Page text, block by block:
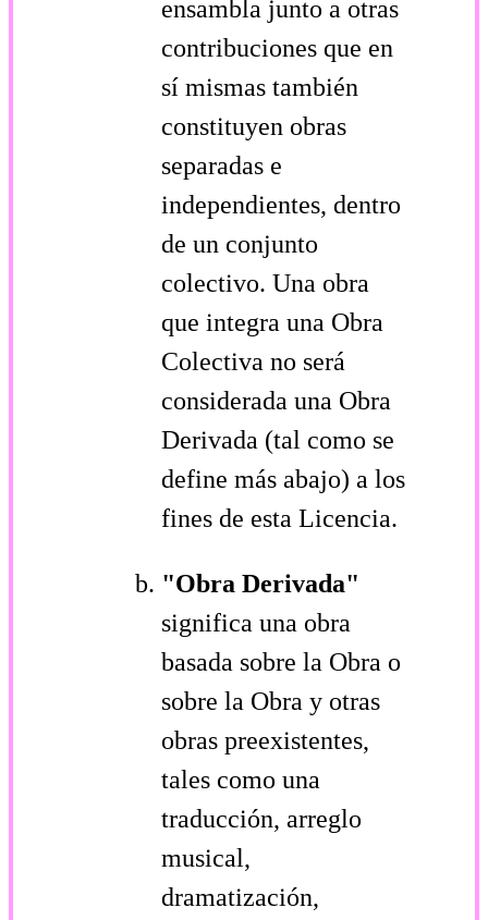
ensambla junto a otras
contribuciones que en
sí mismas también
constituyen obras
separadas e
independientes, dentro
de un conjunto
colectivo. Una obra
que integra una Obra
Colectiva no será
considerada una Obra
Derivada (tal como se
define más abajo) a los
fines de esta Licencia.
"Obra Derivada"
significa una obra
basada sobre la Obra o
sobre la Obra y otras
obras preexistentes,
tales como una
traducción, arreglo
musical,
dramatización,